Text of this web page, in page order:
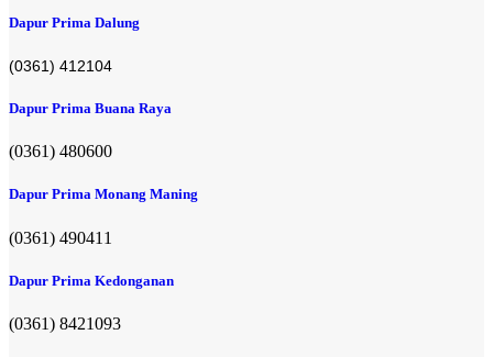
Dapur Prima Dalung
(0361) 412104
Dapur Prima Buana Raya
(0361) 480600
Dapur Prima Monang Maning
(0361) 490411​
Dapur Prima Kedonganan
(0361) 8421093